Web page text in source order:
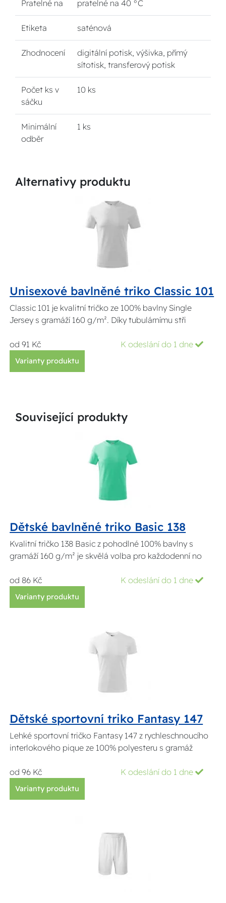
Pratelné na pratelné na 40 °C
Etiketa saténová
Zhodnocení
digitální potisk, výšivka, přímý
sítotisk, transferový potisk
Počet ks v
sáčku
10 ks
Minimální
odběr
1 ks
Alternativy produktu
Unisexové bavlněné triko Classic 101
Classic 101 je kvalitní tričko ze 100% bavlny Single
Jersey s gramáží 160 g/m². Díky tubulárnímu stři
od 91 Kč K odeslání do 1 dne
Varianty produktu
Související produkty
Dětské bavlněné triko Basic 138
Kvalitní tričko 138 Basic z pohodlné 100% bavlny s
gramáží 160 g/m² je skvělá volba pro každodenní no
od 86 Kč K odeslání do 1 dne
Varianty produktu
Dětské sportovní triko Fantasy 147
Lehké sportovní tričko Fantasy 147 z rychleschnoucího
interlokového pique ze 100% polyesteru s gramáž
od 96 Kč K odeslání do 1 dne
Varianty produktu